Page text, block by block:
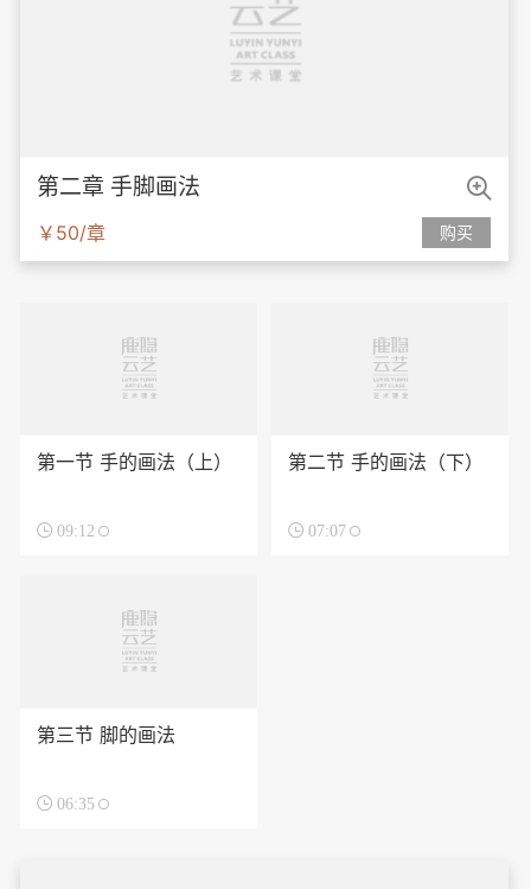
第二章 手脚画法
￥50/章 购买

第一节 手的画法（上）
 09:12
第二节 手的画法（下）
 07:07
第三节 脚的画法
 06:35